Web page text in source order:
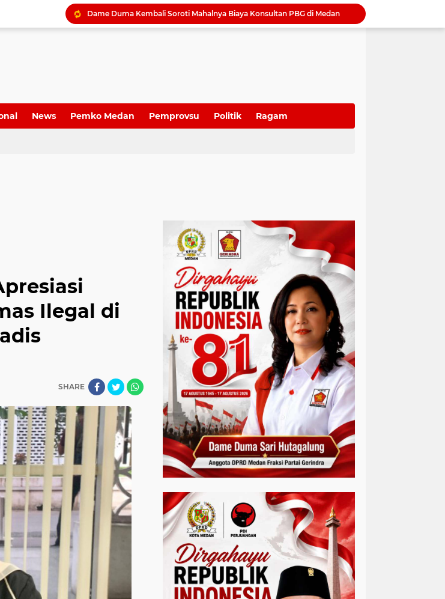
Wong Chun Sen Tegaskan Sinergi DPRD dan Polres Belawan untuk Wujudkan Medan Utara Aman dan Kondusif
Camat Sunggal Guntur Respons Cepat dan Bantu Sak'Iyah Dapatkan Akses Layanan Kesehatan
News Pemko Medan Pemprovsu Politik Ragam
Ilegal di
SHARE